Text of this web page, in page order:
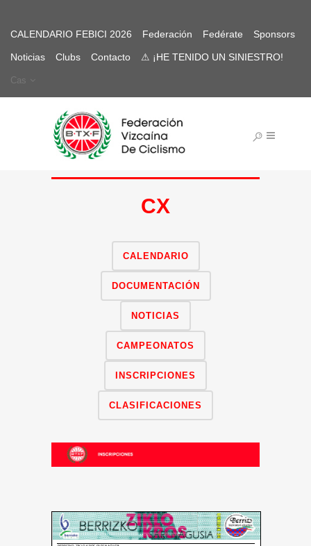
CALENDARIO FEBICI 2026 Federación Fedérate Sponsors
Noticias Clubs Contacto ⚠ ¡HE TENIDO UN SINIESTRO!
Cas
CX
CALENDARIO
DOCUMENTACIÓN
NOTICIAS
CAMPEONATOS
INSCRIPCIONES
CLASIFICACIONES